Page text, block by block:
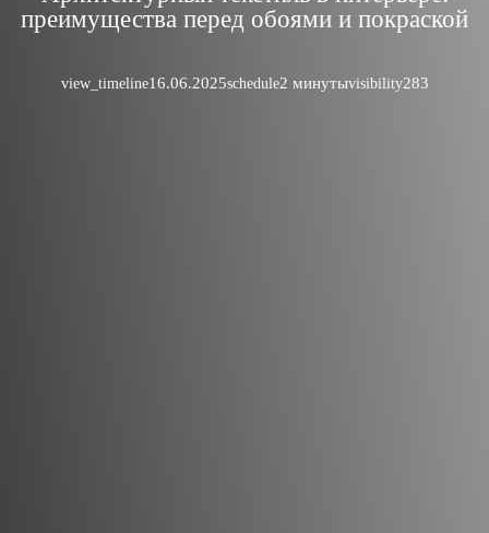
преимущества перед обоями и покраской
view_timeline16.06.2025schedule2 минутыvisibility283